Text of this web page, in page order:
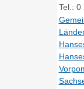
Tel.: 0